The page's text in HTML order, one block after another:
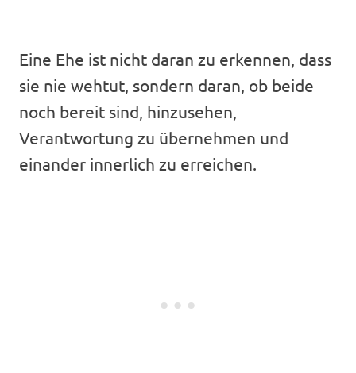
Eine Ehe ist nicht daran zu erkennen, dass
sie nie wehtut, sondern daran, ob beide
noch bereit sind, hinzusehen,
Verantwortung zu übernehmen und
einander innerlich zu erreichen.